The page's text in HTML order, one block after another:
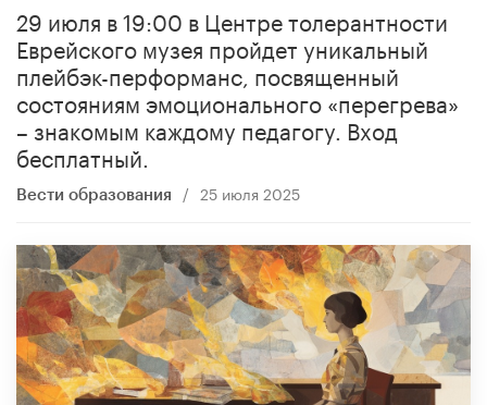
29 июля в 19:00 в Центре толерантности
Еврейского музея пройдет уникальный
плейбэк-перформанс, посвященный
состояниям эмоционального «перегрева»
– знакомым каждому педагогу. Вход
бесплатный.
Вести образования / 25 июля 2025